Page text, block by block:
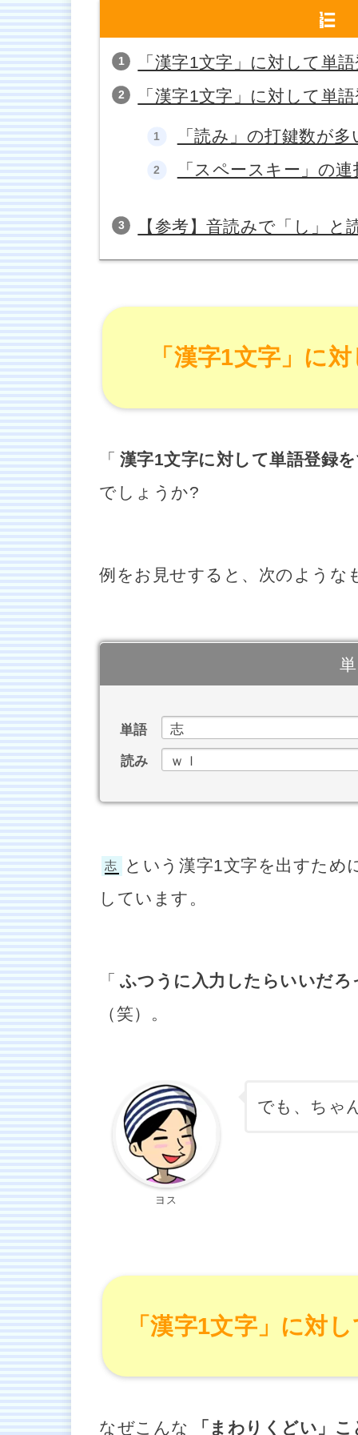
「漢字1文字」に対して単
「漢字1文字」に対して単
「読み」の打鍵数が多
「スペースキー」の
【参考】音読みで「し」と
「漢字1文字」に
「 漢字1文字に対して単語登録
でしょうか?
例をお見せすると、次のような
志
ｗｌ
志
という漢字1文字を出すため
しています。
「 ふつうに入力したらいいだろ
（笑）。
ヨス
でも、ちゃ
「漢字1文字」に対
なぜこんな 「まわりくどい」